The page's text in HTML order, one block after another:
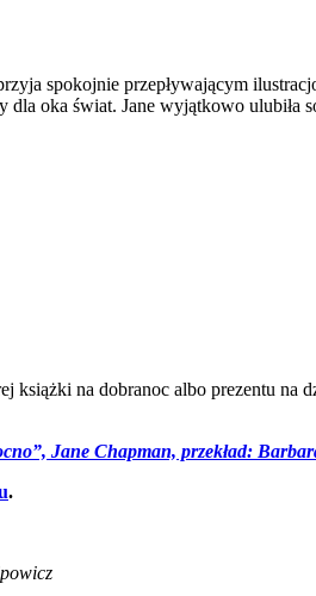
spokojnie przepływającym
dla oka świat. Jane wyjątkowo ulubiła
książki na dobranoc albo prezentu na
Jane Chapman, przekład:
.